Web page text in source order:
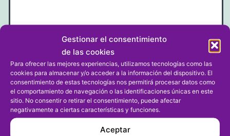
Gestionar el consentimiento
de las cookies
Para ofrecer las mejores experiencias, utilizamos tecnologías como las
cookies para almacenar y/o acceder a la información del dispositivo. El
consentimiento de estas tecnologías nos permitirá procesar datos como
el comportamiento de navegación o las identificaciones únicas en este
sitio. No consentir o retirar el consentimiento, puede afectar
negativamente a ciertas características y funciones.
Aceptar
Nombre*